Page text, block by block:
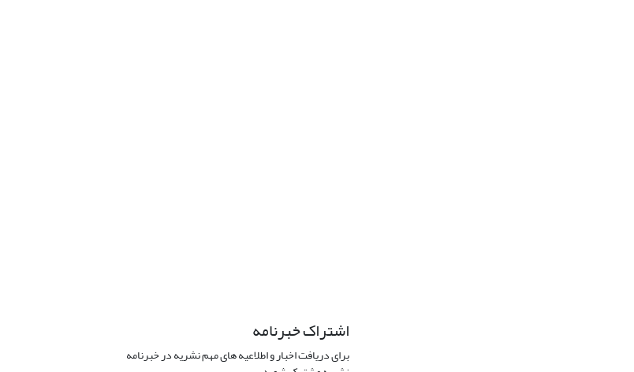
اشتراک خبرنامه
برای دریافت اخبار و اطلاعیه های مهم نشریه در خبرنامه